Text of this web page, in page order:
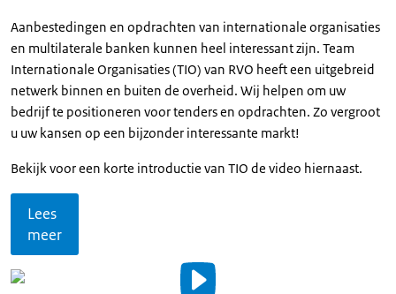
Aanbestedingen en opdrachten van internationale organisaties
en multilaterale banken kunnen heel interessant zijn. Team
Internationale Organisaties (TIO) van RVO heeft een uitgebreid
netwerk binnen en buiten de overheid. Wij helpen om uw
bedrijf te positioneren voor tenders en opdrachten. Zo vergroot
u uw kansen op een bijzonder interessante markt!
Bekijk voor een korte introductie van TIO de video hiernaast.
Lees
meer